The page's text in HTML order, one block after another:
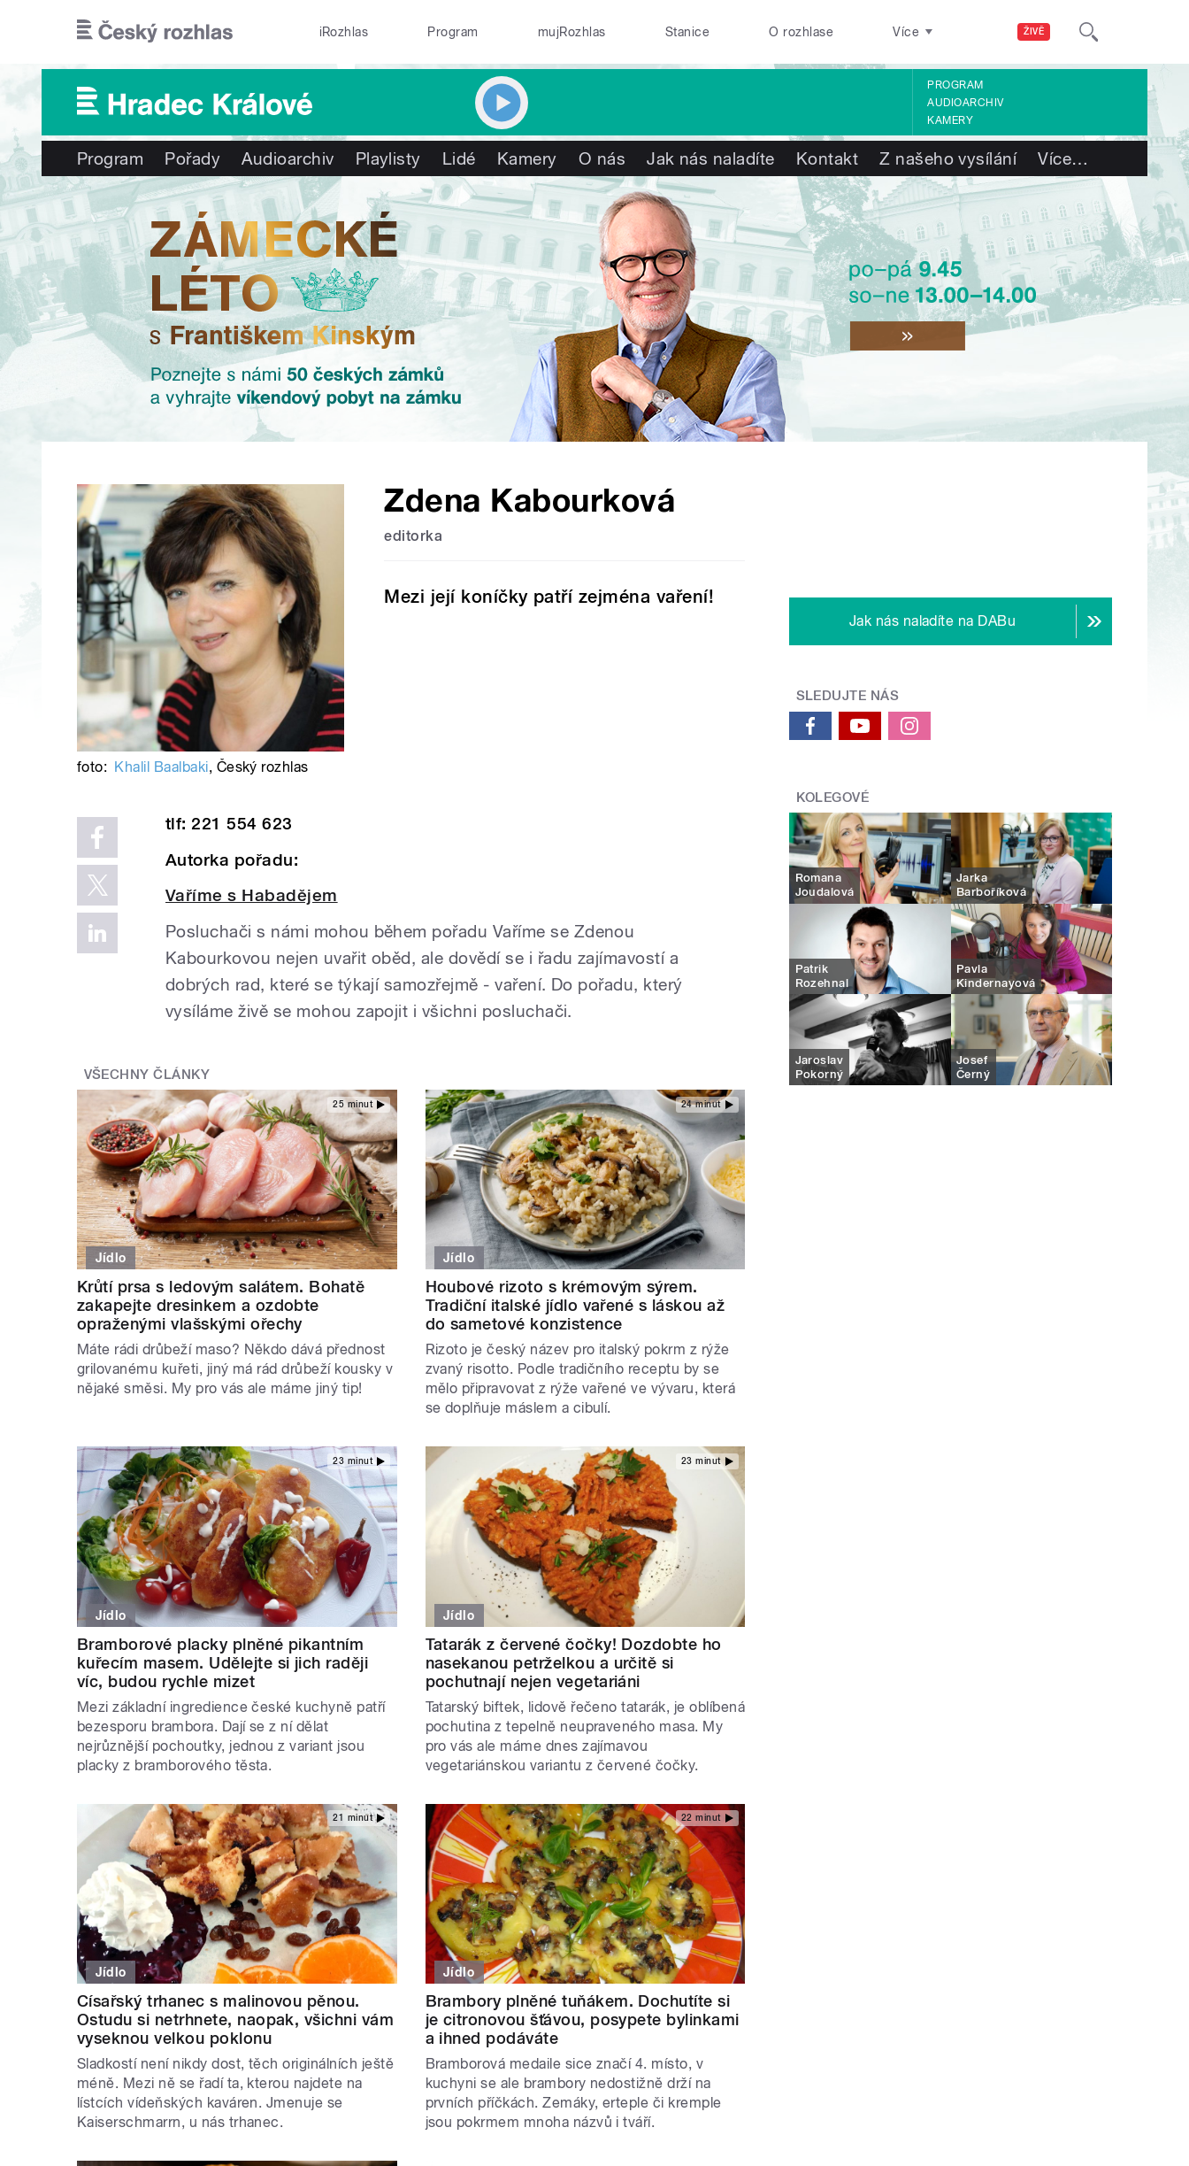
ŽIVĚ
iRozhlas Program mujRozhlas Stanice O rozhlase Více
PROGRAM
AUDIOARCHIV
KAMERY
Program Pořady Audioarchiv Playlisty Lidé Kamery O nás Jak nás naladíte Kontakt Z našeho vysílání Více…
Zdena Kabourková
editorka
Mezi její koníčky patří zejména vaření!
foto: Khalil Baalbaki, Český rozhlas
tlf: 221 554 623
Autorka pořadu:
Vaříme s Habadějem
Posluchači s námi mohou během pořadu Vaříme se Zdenou
Kabourkovou nejen uvařit oběd, ale dovědí se i řadu zajímavostí a
dobrých rad, které se týkají samozřejmě - vaření. Do pořadu, který
vysíláme živě se mohou zapojit i všichni posluchači.
VŠECHNY ČLÁNKY
25 minut
Jídlo
Krůtí prsa s ledovým salátem. Bohatě
zakapejte dresinkem a ozdobte
opraženými vlašskými ořechy
Máte rádi drůbeží maso? Někdo dává přednost
grilovanému kuřeti, jiný má rád drůbeží kousky v
nějaké směsi. My pro vás ale máme jiný tip!
24 minut
Jídlo
Houbové rizoto s krémovým sýrem.
Tradiční italské jídlo vařené s láskou až
do sametové konzistence
Rizoto je český název pro italský pokrm z rýže
zvaný risotto. Podle tradičního receptu by se
mělo připravovat z rýže vařené ve vývaru, která
se doplňuje máslem a cibulí.
23 minut
Jídlo
Bramborové placky plněné pikantním
kuřecím masem. Udělejte si jich raději
víc, budou rychle mizet
Mezi základní ingredience české kuchyně patří
bezesporu brambora. Dají se z ní dělat
nejrůznější pochoutky, jednou z variant jsou
placky z bramborového těsta.
23 minut
Jídlo
Tatarák z červené čočky! Dozdobte ho
nasekanou petrželkou a určitě si
pochutnají nejen vegetariáni
Tatarský biftek, lidově řečeno tatarák, je oblíbená
pochutina z tepelně neupraveného masa. My
pro vás ale máme dnes zajímavou
vegetariánskou variantu z červené čočky.
21 minut
Jídlo
Císařský trhanec s malinovou pěnou.
Ostudu si netrhnete, naopak, všichni vám
vyseknou velkou poklonu
Sladkostí není nikdy dost, těch originálních ještě
méně. Mezi ně se řadí ta, kterou najdete na
lístcích vídeňských kaváren. Jmenuje se
Kaiserschmarrn, u nás trhanec.
22 minut
Jídlo
Brambory plněné tuňákem. Dochutíte si
je citronovou šťávou, posypete bylinkami
a ihned podáváte
Bramborová medaile sice značí 4. místo, v
kuchyni se ale brambory nedostižně drží na
prvních příčkách. Zemáky, erteple či kremple
jsou pokrmem mnoha názvů i tváří.
Jak nás naladíte na DABu
SLEDUJTE NÁS
KOLEGOVÉ
Romana
Joudalová
Jarka
Barboříková
Patrik
Rozehnal
Pavla
Kindernayová
Jaroslav
Pokorný
Josef
Černý